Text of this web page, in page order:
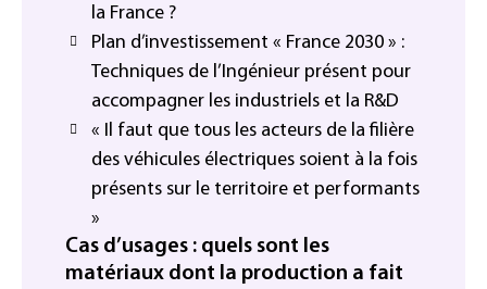
la France ?
Plan d’investissement « France 2030 » :
Techniques de l’Ingénieur présent pour
accompagner les industriels et la R&D
« Il faut que tous les acteurs de la filière
des véhicules électriques soient à la fois
présents sur le territoire et performants
»
Cas d’usages : quels sont les
matériaux dont la production a fait